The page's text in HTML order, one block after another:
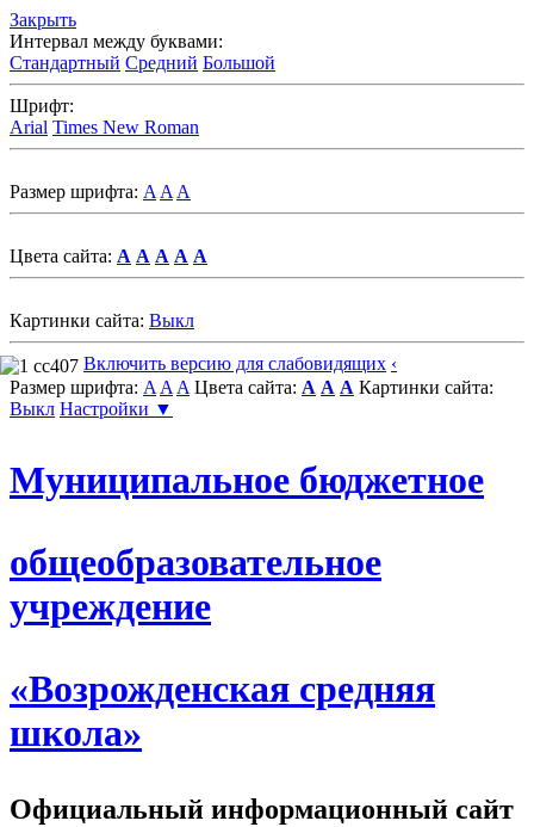
Закрыть
Интервал между буквами:
Стандартный Средний Большой
Шрифт:
Arial Times New Roman
Размер шрифта: A A A
Цвета сайта: A A A A A
Картинки сайта: Выкл
Включить версию для слабовидящих ‹
Размер шрифта: A A A Цвета сайта: A A A Картинки сайта:
Выкл Настройки ▼
Муниципальное бюджетное
общеобразовательное
учреждение
«Возрожденская средняя
школа»
Официальный информационный сайт